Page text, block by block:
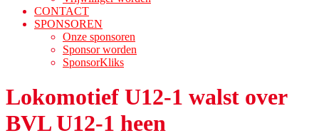
CONTACT
SPONSOREN
Onze sponsoren
Sponsor worden
SponsorKliks
Lokomotief U12-1 walst over
BVL U12-1 heen